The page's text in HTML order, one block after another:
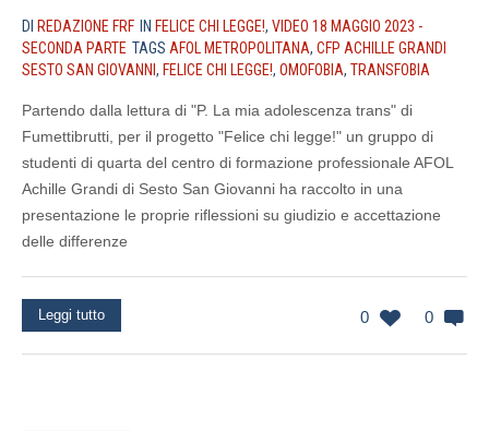
DI REDAZIONE FRF IN FELICE CHI LEGGE!, VIDEO 18 MAGGIO 2023 -
SECONDA PARTE TAGS AFOL METROPOLITANA, CFP ACHILLE GRANDI
SESTO SAN GIOVANNI , FELICE CHI LEGGE!, OMOFOBIA, TRANSFOBIA
Partendo dalla lettura di "P. La mia adolescenza trans" di
Fumettibrutti, per il progetto "Felice chi legge!" un gruppo di
studenti di quarta del centro di formazione professionale AFOL
Achille Grandi di Sesto San Giovanni ha raccolto in una
presentazione le proprie riflessioni su giudizio e accettazione
delle differenze
0 0
Leggi tutto